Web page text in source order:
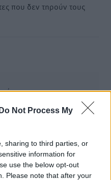
Do Not Process My
sharing to third parties, or
information for
use the below opt-out
Please note that after your
που δεν τηρούν τους
Email